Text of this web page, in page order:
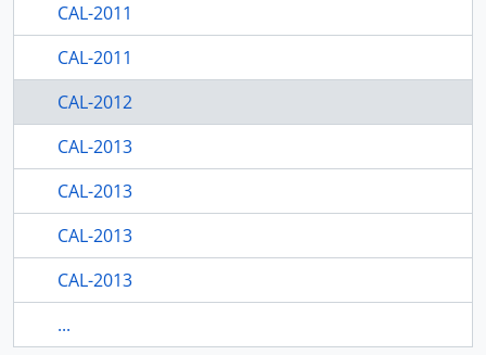
CAL-2011
CAL-2011
CAL-2012
CAL-2013
CAL-2013
CAL-2013
CAL-2013
...